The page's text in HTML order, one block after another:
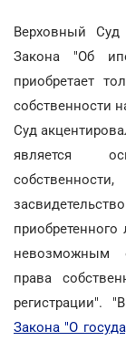
Верховный
Закона "Об
приобретает
собственности
Суд
является
невозможным
права
регистрации".
Закона "О